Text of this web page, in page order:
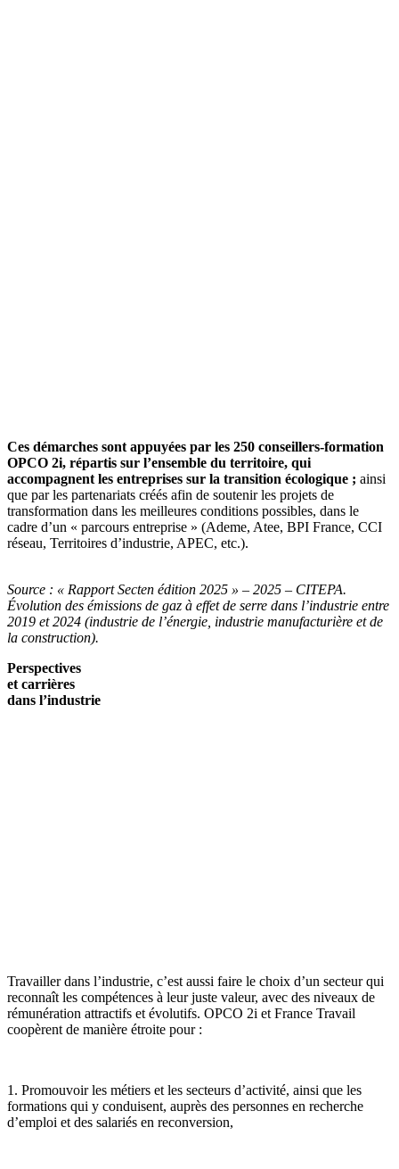
Ces démarches sont appuyées par les 250 conseillers-formation
OPCO 2i, répartis sur l’ensemble du territoire, qui
accompagnent les entreprises sur la transition écologique ; ainsi
que par les partenariats créés afin de soutenir les projets de
transformation dans les meilleures conditions possibles, dans le
cadre d’un « parcours entreprise » (Ademe, Atee, BPI France, CCI
réseau, Territoires d’industrie, APEC, etc.).
Source : « Rapport Secten édition 2025 » – 2025 – CITEPA.
Évolution des émissions de gaz à effet de serre dans l’industrie entre
2019 et 2024 (industrie de l’énergie, industrie manufacturière et de
la construction).
Perspectives
et carrières
dans l’industrie
Travailler dans l’industrie, c’est aussi faire le choix d’un secteur qui
reconnaît les compétences à leur juste valeur, avec des niveaux de
rémunération attractifs et évolutifs. OPCO 2i et France Travail
coopèrent de manière étroite pour :
1. Promouvoir les métiers et les secteurs d’activité, ainsi que les
formations qui y conduisent, auprès des personnes en recherche
d’emploi et des salariés en reconversion,